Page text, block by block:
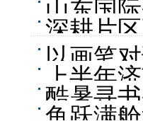
南槐苑
山东国
标
深耕片
以画笔
南上半年
酷暑寻